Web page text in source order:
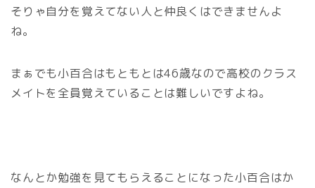
そりゃ自分を覚えてない人と仲良くはできませんよ
ね。
まぁでも小百合はもともとは46歳なので高校のクラス
メイトを全員覚えていることは難しいですよね。
なんとか勉強を見てもらえることになった小百合はか